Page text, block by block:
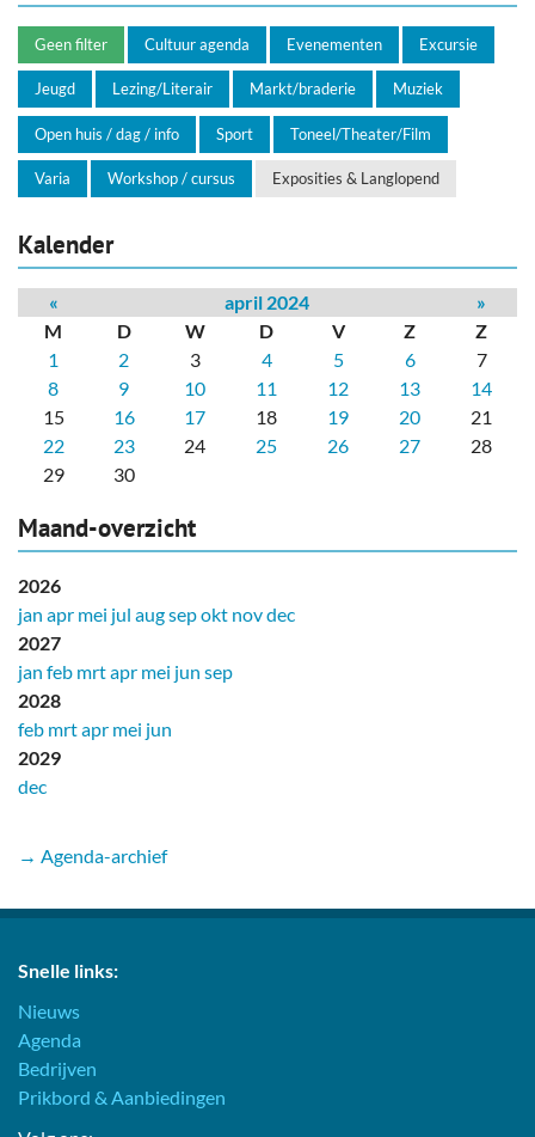
Geen filter Cultuur agenda Evenementen Excursie
Jeugd Lezing/Literair Markt/braderie Muziek
Open huis / dag / info Sport Toneel/Theater/Film
Varia Workshop / cursus Exposities & Langlopend
Kalender
« april 2024
»
M
D W D V Z
Z
1
2 3 4 5 6
7
8
9 10 11 12 13
14
15
16 17 18 19 20
21
22
23 24 25 26 27
28
29
30
Maand-overzicht
2026
jan apr mei jul augsepokt novdec
2027
jan feb mrtapr mei jun sep
2028
feb mrtapr mei jun
2029
dec
→ Agenda-archief
Snelle links:
Nieuws
Agenda
Bedrijven
Prikbord & Aanbiedingen